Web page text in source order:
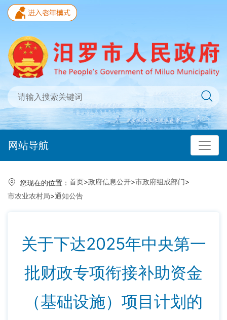
网站导航
您现在的位置： 首页>政府信息公开>市政府组成部门>
市农业农村局>通知公告
关于下达2025年中央第一
批财政专项衔接补助资金
（基础设施）项目计划的